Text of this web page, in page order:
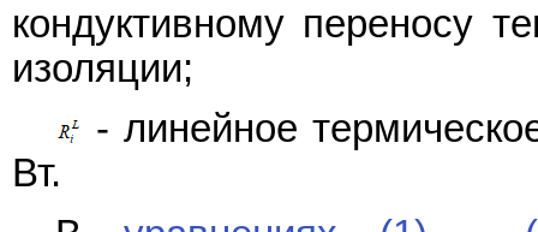
кондуктивному переносу
изоляции;
- линейное
Вт.